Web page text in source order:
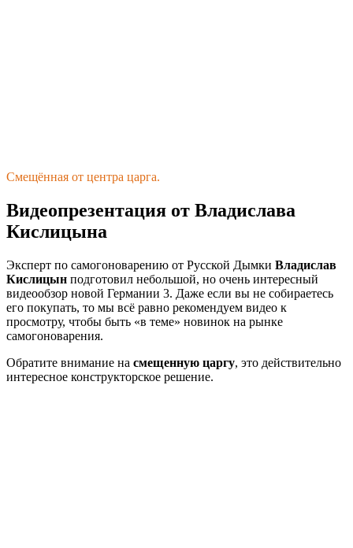
Смещённая от центра царга.
Видеопрезентация от Владислава
Кислицына
Эксперт по самогоноварению от Русской Дымки Владислав
Кислицын подготовил небольшой, но очень интересный
видеообзор новой Германии 3. Даже если вы не собираетесь
его покупать, то мы всё равно рекомендуем видео к
просмотру, чтобы быть «в теме» новинок на рынке
самогоноварения.
Обратите внимание на смещенную царгу, это действительно
интересное конструкторское решение.